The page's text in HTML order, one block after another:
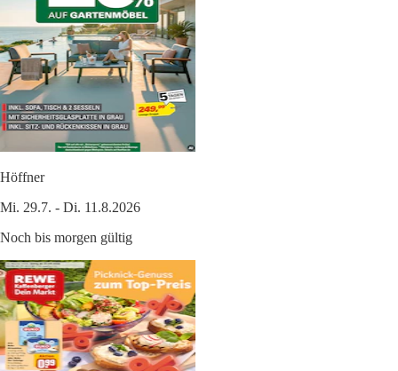
Höffner
Mi. 29.7. - Di. 11.8.2026
Noch bis morgen gültig